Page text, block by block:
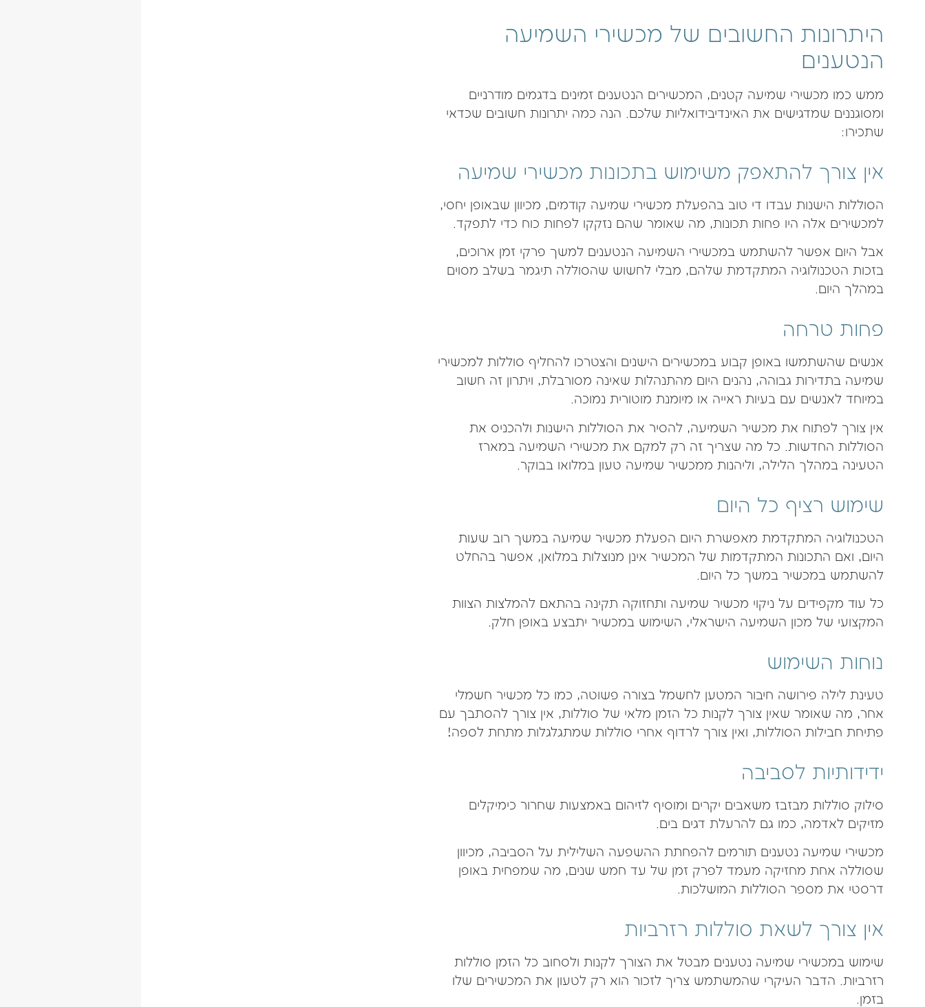
היתרונות החשובים של מכשירי השמיעה
הנטענים
ממש כמו מכשירי שמיעה קטנים, המכשירים הנטענים זמינים בדגמים מודרניים
ומסוגננים שמדגישים את האינדיבידואליות שלכם. הנה כמה יתרונות חשובים שכדאי
שתכירו:
אין צורך להתאפק משימוש בתכונות מכשירי שמיעה
הסוללות הישנות עבדו די טוב בהפעלת מכשירי שמיעה קודמים, מכיוון שבאופן יחסי,
למכשירים אלה היו פחות תכונות, מה שאומר שהם נזקקו לפחות כוח כדי לתפקד.
אבל היום אפשר להשתמש במכשירי השמיעה הנטענים למשך פרקי זמן ארוכים,
בזכות הטכנולוגיה המתקדמת שלהם, מבלי לחשוש שהסוללה תיגמר בשלב מסוים
במהלך היום.
פחות טרחה
אנשים שהשתמשו באופן קבוע במכשירים הישנים והצטרכו להחליף סוללות למכשירי
שמיעה בתדירות גבוהה, נהנים היום מהתנהלות שאינה מסורבלת, ויתרון זה חשוב
במיוחד לאנשים עם בעיות ראייה או מיומנת מוטורית נמוכה.
אין צורך לפתוח את מכשיר השמיעה, להסיר את הסוללות הישנות ולהכניס את
הסוללות החדשות. כל מה שצריך זה רק למקם את מכשירי השמיעה במארז
הטעינה במהלך הלילה, וליהנות ממכשיר שמיעה טעון במלואו בבוקר.
שימוש רציף כל היום
הטכנולוגיה המתקדמת מאפשרת היום הפעלת מכשיר שמיעה במשך רוב שעות
היום, ואם התכונות המתקדמות של המכשיר אינן מנוצלות במלואן, אפשר בהחלט
להשתמש במכשיר במשך כל היום.
כל עוד מקפידים על ניקוי מכשיר שמיעה ותחזוקה תקינה בהתאם להמלצות הצוות
המקצועי של מכון השמיעה הישראלי, השימוש במכשיר יתבצע באופן חלק.
נוחות השימוש
טעינת לילה פירושה חיבור המטען לחשמל בצורה פשוטה, כמו כל מכשיר חשמלי
אחר, מה שאומר שאין צורך לקנות כל הזמן מלאי של סוללות, אין צורך להסתבך עם
פתיחת חבילות הסוללות, ואין צורך לרדוף אחרי סוללות שמתגלגלות מתחת לספה!
ידידותיות לסביבה
סילוק סוללות מבזבז משאבים יקרים ומוסיף לזיהום באמצעות שחרור כימיקלים
מזיקים לאדמה, כמו גם להרעלת דגים בים.
מכשירי שמיעה נטענים תורמים להפחתת ההשפעה השלילית על הסביבה, מכיוון
שסוללה אחת מחזיקה מעמד לפרק זמן של עד חמש שנים, מה שמפחית באופן
דרסטי את מספר הסוללות המושלכות.
אין צורך לשאת סוללות רזרביות
שימוש במכשירי שמיעה נטענים מבטל את הצורך לקנות ולסחוב כל הזמן סוללות
רזרביות. הדבר העיקרי שהמשתמש צריך לזכור הוא רק לטעון את המכשירים שלו
בזמן.